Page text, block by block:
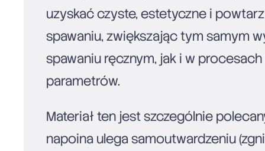
uzyskać czyste, estetyczne i
spawaniu, zwiększając tym samym
spawaniu ręcznym, jak i w
parametrów.
Materiał ten jest szczególnie
napoina ulega samoutwardzeniu